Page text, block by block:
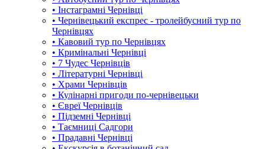
• Інстаграмні Чернівці
• Чернівецький експрес - тролейбусний тур по
Чернівцях
• Кавовий тур по Чернівцях
• Кримінальні Чернівці
• 7 Чудес Чернівців
• Літературні Чернівці
• Храми Чернівців
• Кулінарні пригоди по-чернівецьки
• Євреї Чернівців
• Підземні Чернівці
• Таємниці Садгори
• Прадавні Чернівці